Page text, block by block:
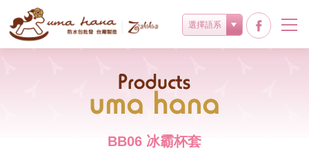
選擇語系
Products
BB06 冰霸杯套